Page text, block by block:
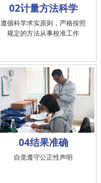
02计量方法科学
遵循科学求实原则，严格按照
规定的方法从事校准工作
04结果准确
自觉遵守公正性声明